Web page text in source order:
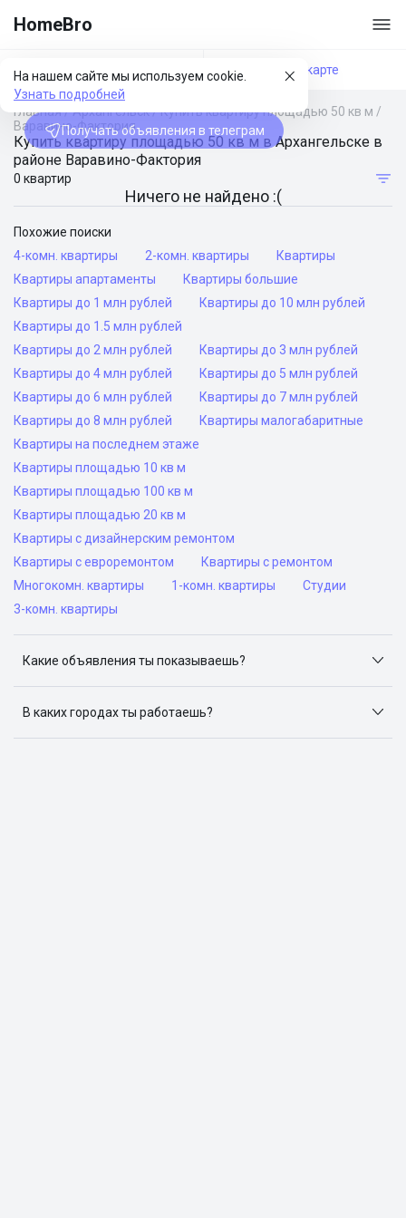
HomeBro
На нашем сайте мы используем cookie.
Узнать подробней
Получать объявления в телеграм
Фильтры На карте
Главная/Архангельск/Купить квартиру площадью 50 кв м /
Варавино-Фактория
Купить квартиру площадью 50 кв м в Архангельске в
районе Варавино-Фактория
0 квартир
Ничего не найдено :(
Похожие поиски
4-комн. квартиры
2-комн. квартиры
Квартиры
Квартиры апартаменты
Квартиры большие
Квартиры до 1 млн рублей
Квартиры до 10 млн рублей
Квартиры до 1.5 млн рублей
Квартиры до 2 млн рублей
Квартиры до 3 млн рублей
Квартиры до 4 млн рублей
Квартиры до 5 млн рублей
Квартиры до 6 млн рублей
Квартиры до 7 млн рублей
Квартиры до 8 млн рублей
Квартиры малогабаритные
Квартиры на последнем этаже
Квартиры площадью 10 кв м
Квартиры площадью 100 кв м
Квартиры площадью 20 кв м
Квартиры с дизайнерским ремонтом
Квартиры с евроремонтом
Квартиры с ремонтом
Многокомн. квартиры
1-комн. квартиры
Студии
3-комн. квартиры
Какие объявления ты показываешь?
объявлений: ЦИАН, Домклик, Яндекс.Недвижимость,
Авито, Самолет.Плюс.
В каких городах ты работаешь?